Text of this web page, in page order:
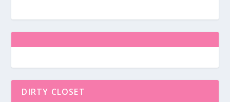
DIRTY CLOSET